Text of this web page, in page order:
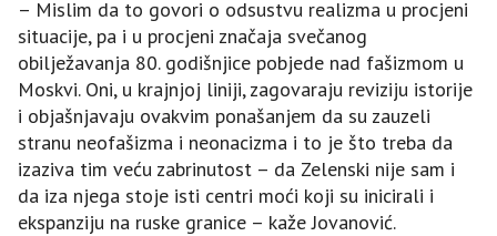
– Mislim da to govori o odsustvu realizma u procjeni
situacije, pa i u procjeni značaja svečanog
obilježavanja 80. godišnjice pobjede nad fašizmom u
Moskvi. Oni, u krajnjoj liniji, zagovaraju reviziju istorije
i objašnjavaju ovakvim ponašanjem da su zauzeli
stranu neofašizma i neonacizma i to je što treba da
izaziva tim veću zabrinutost – da Zelenski nije sam i
da iza njega stoje isti centri moći koji su inicirali i
ekspanziju na ruske granice – kaže Јovanović.